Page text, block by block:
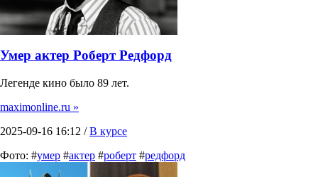
Умер актер Роберт Редфорд
Легенде кино было 89 лет.
maximonline.ru »
2025-09-16 16:12 /В курсе
Фото: #умер #актер #роберт #редфорд